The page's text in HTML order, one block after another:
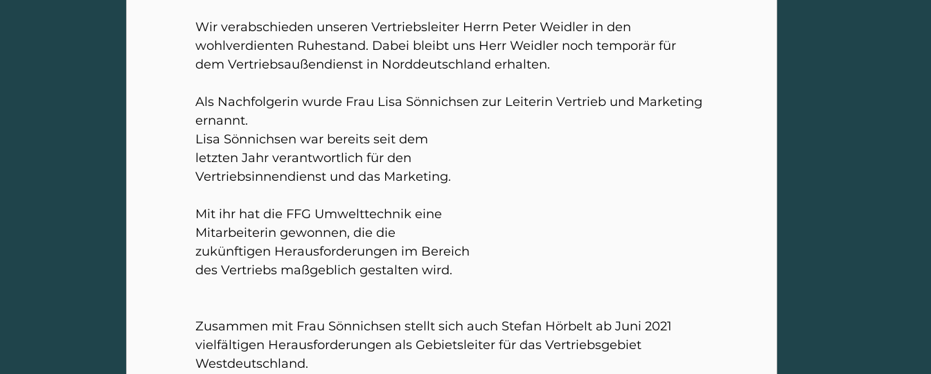
Wir verabschieden unseren Vertriebsleiter Herrn Peter Weidler in den
wohlverdienten Ruhestand. Dabei bleibt uns Herr Weidler noch temporär für
dem Vertriebsaußendienst in Norddeutschland erhalten.
Als Nachfolgerin wurde Frau Lisa Sönnichsen zur Leiterin Vertrieb und Marketing
ernannt.
Lisa Sönnichsen war bereits seit dem
letzten Jahr verantwortlich für den
Vertriebsinnendienst und das Marketing.
Mit ihr hat die FFG Umwelttechnik eine
Mitarbeiterin gewonnen, die die
zukünftigen Herausforderungen im Bereich
des Vertriebs maßgeblich gestalten wird.
Zusammen mit Frau Sönnichsen stellt sich auch Stefan Hörbelt ab Juni 2021
vielfältigen Herausforderungen als Gebietsleiter für das Vertriebsgebiet
Westdeutschland.